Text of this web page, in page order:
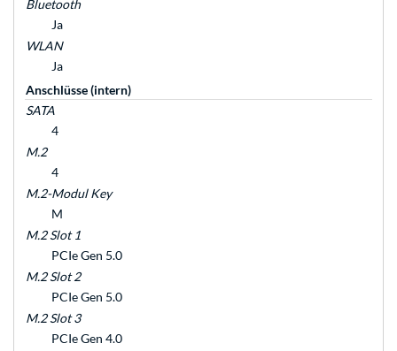
Bluetooth
Ja
WLAN
Ja
Anschlüsse (intern)
SATA
4
M.2
4
M.2-Modul Key
M
M.2 Slot 1
PCIe Gen 5.0
M.2 Slot 2
PCIe Gen 5.0
M.2 Slot 3
PCIe Gen 4.0